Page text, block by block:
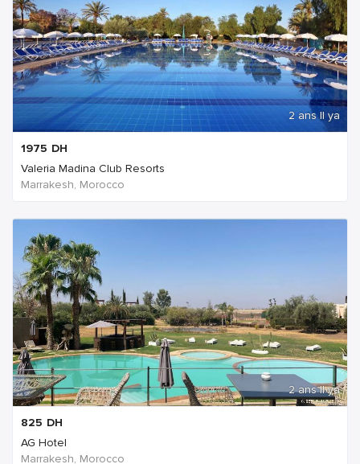
2 ans Il ya
1975 DH
Valeria Madina Club Resorts
Marrakesh, Morocco
2 ans Il ya
825 DH
AG Hotel
Marrakesh, Morocco